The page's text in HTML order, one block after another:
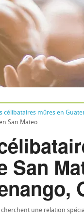
célibataires mûres en
San Mateo
San
une relation